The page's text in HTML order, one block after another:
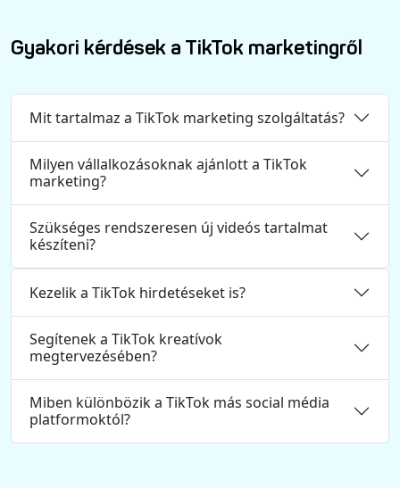
Gyakori kérdések a TikTok marketingről
Mit tartalmaz a TikTok marketing szolgáltatás?
Milyen vállalkozásoknak ajánlott a TikTok
marketing?
Szükséges rendszeresen új videós tartalmat
készíteni?
Kezelik a TikTok hirdetéseket is?
Segítenek a TikTok kreatívok
megtervezésében?
Miben különbözik a TikTok más social média
platformoktól?